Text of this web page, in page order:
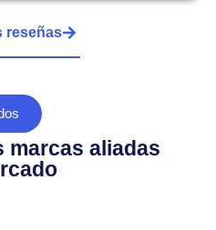
reseñas
marcas aliadas